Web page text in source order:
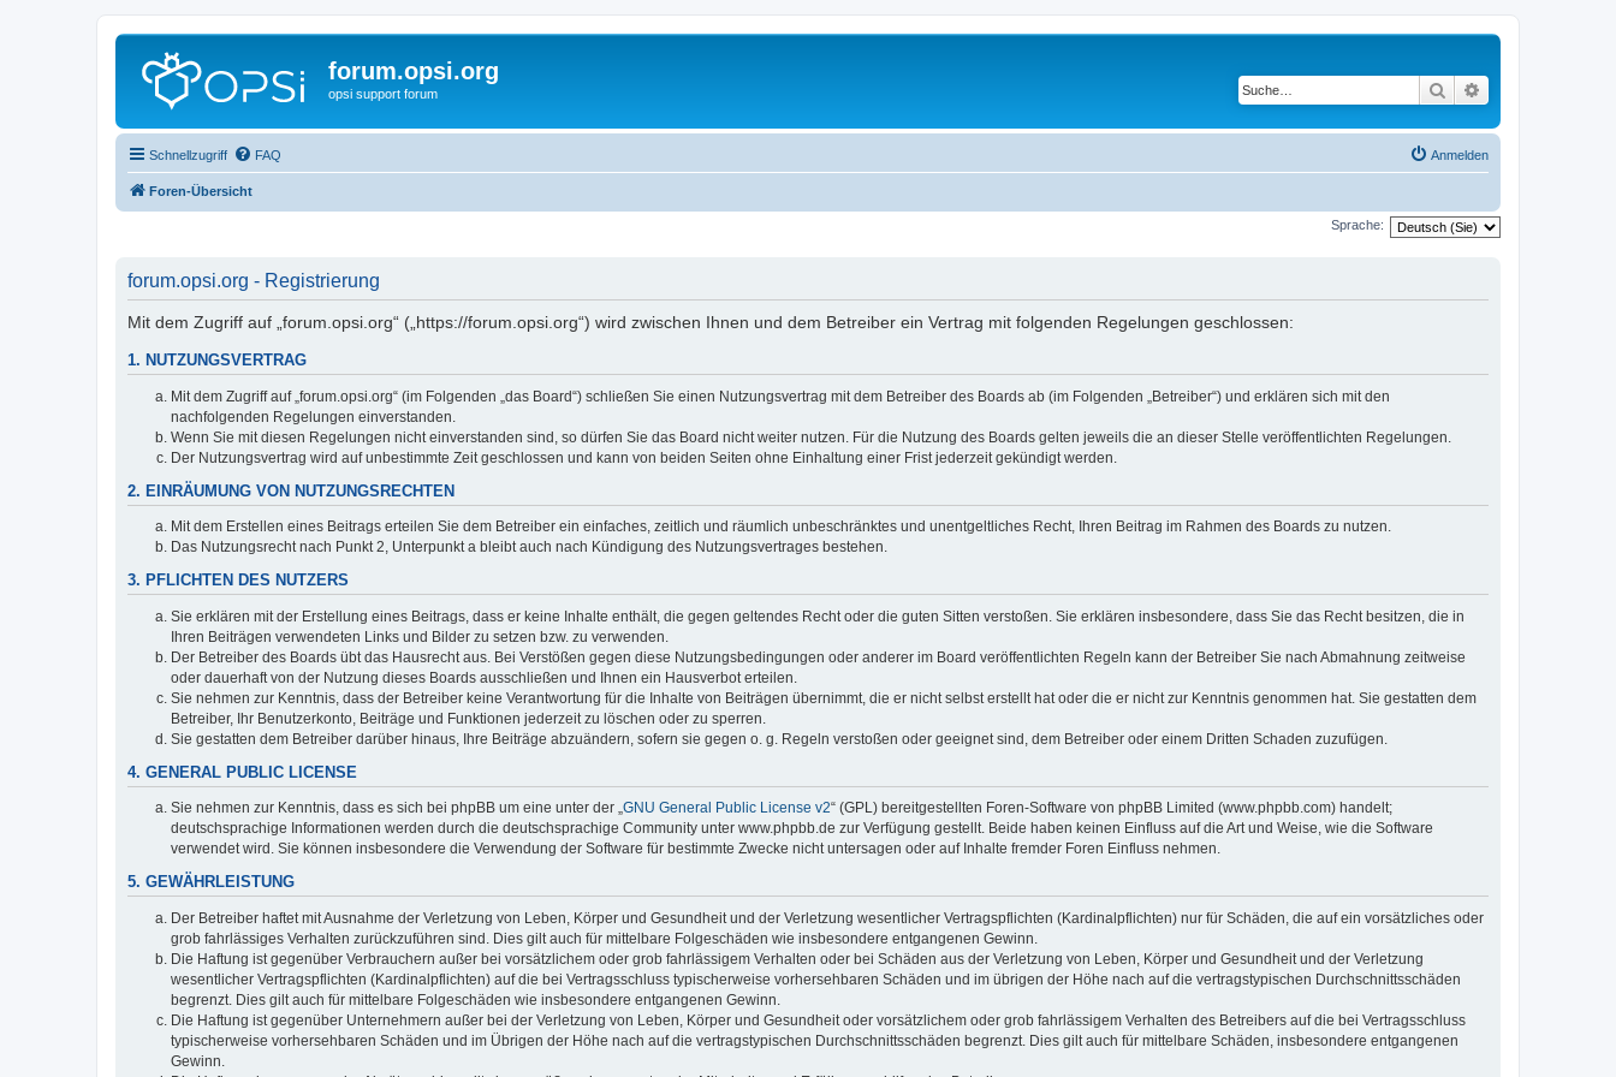
forum.opsi.org
opsi support forum Suche
Schnellzugriff FAQ Anmelden
Foren-Übersicht
Sprache:
forum.opsi.org - Registrierung
Mit dem Zugriff auf „forum.opsi.org“ („https://forum.opsi.org“) wird zwischen Ihnen und dem Betreiber ein Vertrag mit folgenden Regelungen geschlossen:
1. NUTZUNGSVERTRAG
Mit dem Zugriff auf „forum.opsi.org“ (im Folgenden „das Board“) schließen Sie einen Nutzungsvertrag mit dem Betreiber des Boards ab (im Folgenden „Betreiber“) und erklären sich mit den
nachfolgenden Regelungen einverstanden.
Wenn Sie mit diesen Regelungen nicht einverstanden sind, so dürfen Sie das Board nicht weiter nutzen. Für die Nutzung des Boards gelten jeweils die an dieser Stelle veröffentlichten Regelungen.
Der Nutzungsvertrag wird auf unbestimmte Zeit geschlossen und kann von beiden Seiten ohne Einhaltung einer Frist jederzeit gekündigt werden.
2. EINRÄUMUNG VON NUTZUNGSRECHTEN
Mit dem Erstellen eines Beitrags erteilen Sie dem Betreiber ein einfaches, zeitlich und räumlich unbeschränktes und unentgeltliches Recht, Ihren Beitrag im Rahmen des Boards zu nutzen.
Das Nutzungsrecht nach Punkt 2, Unterpunkt a bleibt auch nach Kündigung des Nutzungsvertrages bestehen.
3. PFLICHTEN DES NUTZERS
Sie erklären mit der Erstellung eines Beitrags, dass er keine Inhalte enthält, die gegen geltendes Recht oder die guten Sitten verstoßen. Sie erklären insbesondere, dass Sie das Recht besitzen, die in
Ihren Beiträgen verwendeten Links und Bilder zu setzen bzw. zu verwenden.
Der Betreiber des Boards übt das Hausrecht aus. Bei Verstößen gegen diese Nutzungsbedingungen oder anderer im Board veröffentlichten Regeln kann der Betreiber Sie nach Abmahnung zeitweise
oder dauerhaft von der Nutzung dieses Boards ausschließen und Ihnen ein Hausverbot erteilen.
Sie nehmen zur Kenntnis, dass der Betreiber keine Verantwortung für die Inhalte von Beiträgen übernimmt, die er nicht selbst erstellt hat oder die er nicht zur Kenntnis genommen hat. Sie gestatten dem
Betreiber, Ihr Benutzerkonto, Beiträge und Funktionen jederzeit zu löschen oder zu sperren.
Sie gestatten dem Betreiber darüber hinaus, Ihre Beiträge abzuändern, sofern sie gegen o. g. Regeln verstoßen oder geeignet sind, dem Betreiber oder einem Dritten Schaden zuzufügen.
4. GENERAL PUBLIC LICENSE
Sie nehmen zur Kenntnis, dass es sich bei phpBB um eine unter der „GNU General Public License v2“ (GPL) bereitgestellten Foren-Software von phpBB Limited (www.phpbb.com) handelt;
deutschsprachige Informationen werden durch die deutschsprachige Community unter www.phpbb.de zur Verfügung gestellt. Beide haben keinen Einfluss auf die Art und Weise, wie die Software
verwendet wird. Sie können insbesondere die Verwendung der Software für bestimmte Zwecke nicht untersagen oder auf Inhalte fremder Foren Einfluss nehmen.
5. GEWÄHRLEISTUNG
Der Betreiber haftet mit Ausnahme der Verletzung von Leben, Körper und Gesundheit und der Verletzung wesentlicher Vertragspflichten (Kardinalpflichten) nur für Schäden, die auf ein vorsätzliches oder
grob fahrlässiges Verhalten zurückzuführen sind. Dies gilt auch für mittelbare Folgeschäden wie insbesondere entgangenen Gewinn.
Die Haftung ist gegenüber Verbrauchern außer bei vorsätzlichem oder grob fahrlässigem Verhalten oder bei Schäden aus der Verletzung von Leben, Körper und Gesundheit und der Verletzung
wesentlicher Vertragspflichten (Kardinalpflichten) auf die bei Vertragsschluss typischerweise vorhersehbaren Schäden und im übrigen der Höhe nach auf die vertragstypischen Durchschnittsschäden
begrenzt. Dies gilt auch für mittelbare Folgeschäden wie insbesondere entgangenen Gewinn.
Die Haftung ist gegenüber Unternehmern außer bei der Verletzung von Leben, Körper und Gesundheit oder vorsätzlichem oder grob fahrlässigem Verhalten des Betreibers auf die bei Vertragsschluss
typischerweise vorhersehbaren Schäden und im Übrigen der Höhe nach auf die vertragstypischen Durchschnittsschäden begrenzt. Dies gilt auch für mittelbare Schäden, insbesondere entgangenen
Gewinn.